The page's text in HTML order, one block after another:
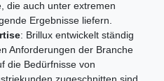
die auch unter extremen
Ergebnisse liefern.
: Brillux entwickelt ständig
Anforderungen der Branche
die Bedürfnisse von
zugeschnitten sind.